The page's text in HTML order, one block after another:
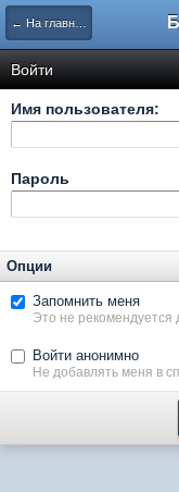
← На главную
Войти
Имя пользователя:
Пароль
Опции
Запомнить меня
Это не рекомендуется
Войти анонимно
Не добавлять меня в